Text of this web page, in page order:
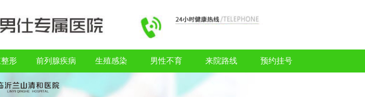
形
形
前列腺疾病
前列腺疾病
生殖感染
生殖感染
男性不育 来院路线
来院路线
预约挂号